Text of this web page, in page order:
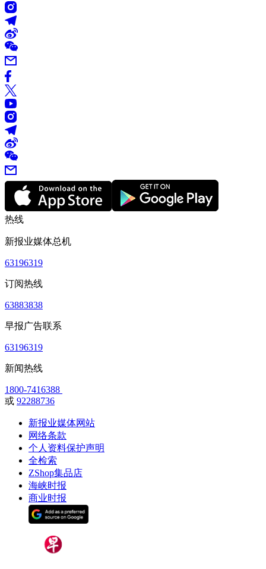
热线
新报业媒体总机
63196319
订阅热线
63883838
早报广告联系
63196319
新闻热线
1800-7416388
或 92288736
新报业媒体网站
网络条款
个人资料保护声明
全检索
ZShop集品店
海峡时报
商业时报